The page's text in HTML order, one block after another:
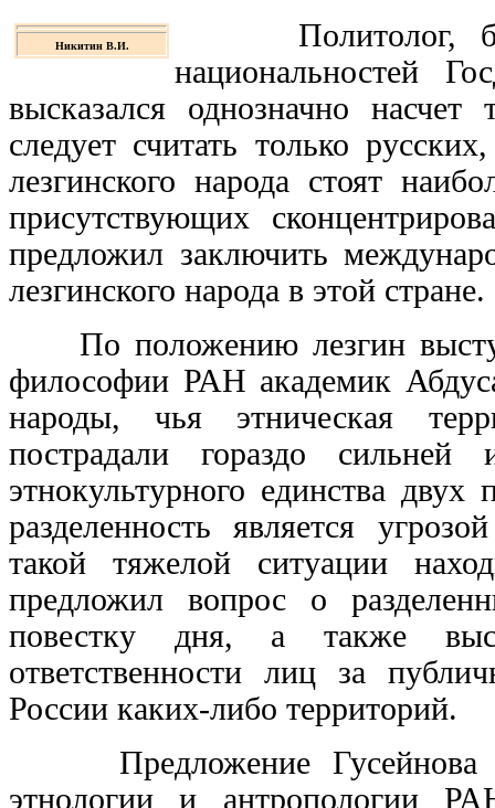
Никитин В.И.
Политолог,
национальностей
высказался однозначно
следует считать только
лезгинского народа стоят
присутствующих
предложил заключить
лезгинского народа в этой стране.
По положению лезгин
философии РАН академик
народы, чья этническая
пострадали гораздо
этнокультурного единства
разделенность является
такой тяжелой ситуации
предложил вопрос о
повестку дня, а также
ответственности лиц за
России каких-либо территорий.
Предложение Гусейнова
этнологии и антропологии